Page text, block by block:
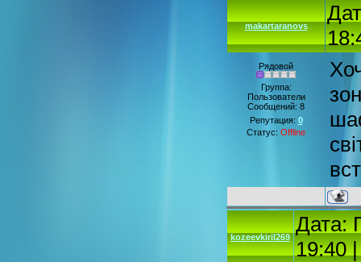
makartaranovs
Рядовой
Группа:
Пользователи
Сообщений: 8
Репутация: 0
Статус: Offline
kozeevkiril269
Дата:
19:40